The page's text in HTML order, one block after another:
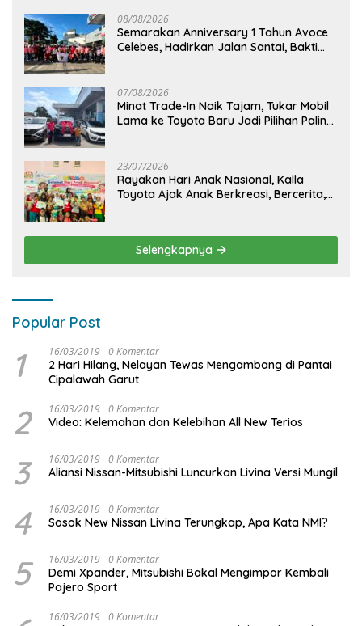
08/08/2026
Semarakan Anniversary 1 Tahun Avoce
Celebes, Hadirkan Jalan Santai, Bakti
07/08/2026
Minat Trade-In Naik Tajam, Tukar Mobil
Lama ke Toyota Baru Jadi Pilihan Paling
23/07/2026
Rayakan Hari Anak Nasional, Kalla
Toyota Ajak Anak Berkreasi, Bercerita,
Selengkapnya
Popular Post
1 16/03/2019 0 Komentar
2 Hari Hilang, Nelayan Tewas Mengambang di Pantai
Cipalawah Garut
2 16/03/2019 0 Komentar
Video: Kelemahan dan Kelebihan All New Terios
3 16/03/2019 0 Komentar
Aliansi Nissan-Mitsubishi Luncurkan Livina Versi Mungil
4 16/03/2019 0 Komentar
Sosok New Nissan Livina Terungkap, Apa Kata NMI?
5 16/03/2019 0 Komentar
Demi Xpander, Mitsubishi Bakal Mengimpor Kembali
Pajero Sport
16/03/2019 0 Komentar